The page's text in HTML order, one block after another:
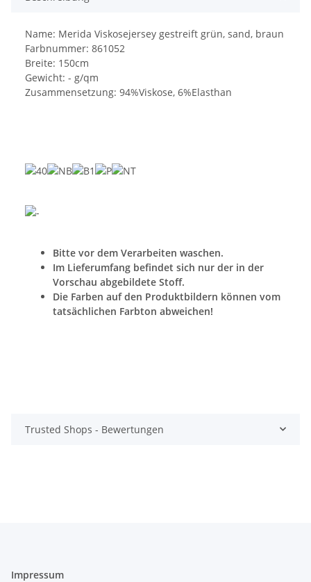
Name: Merida Viskosejersey gestreift grün, sand, braun
Farbnummer: 861052
Breite: 150cm
Gewicht: - g/qm
Zusammensetzung: 94%Viskose, 6%Elasthan
Bitte vor dem Verarbeiten waschen.
Im Lieferumfang befindet sich nur der in der
Vorschau abgebildete Stoff.
Die Farben auf den Produktbildern können vom
tatsächlichen Farbton abweichen!
Trusted Shops - Bewertungen
Impressum